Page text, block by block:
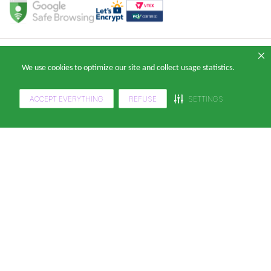
We use cookies to optimize our site and collect usage statistics.
ACCEPT EVERYTHING REFUSE SETTINGS
05.905.802/0001-64 Avenida Brigadeiro Faria Lima, nº 949 - Pinheiros, São